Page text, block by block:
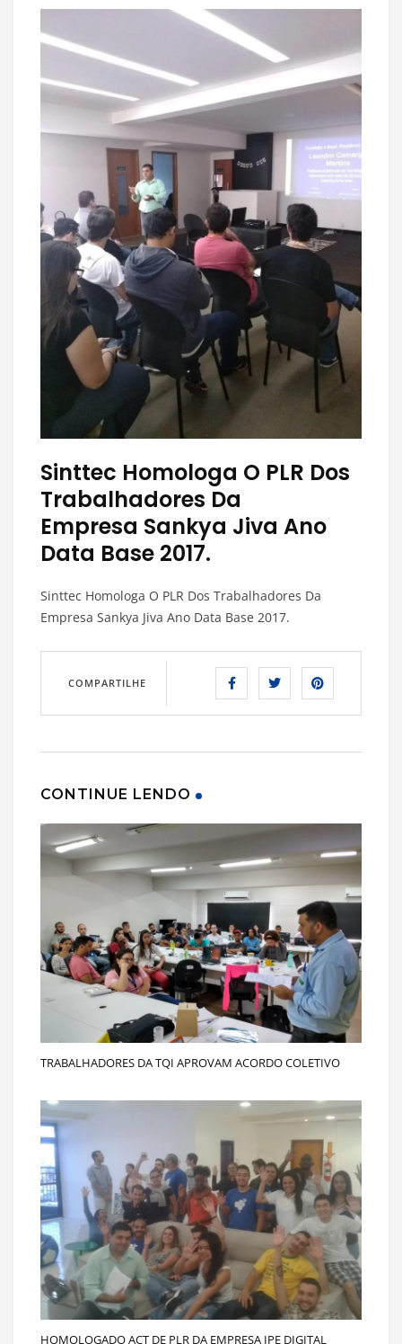
Sinttec Homologa O PLR Dos
Trabalhadores Da
Empresa Sankya Jiva Ano
Data Base 2017.
Sinttec Homologa O PLR Dos Trabalhadores Da
Empresa Sankya Jiva Ano Data Base 2017.
COMPARTILHE
CONTINUE LENDO
TRABALHADORES DA TQI APROVAM ACORDO COLETIVO
HOMOLOGADO ACT DE PLR DA EMPRESA IPE DIGITAL